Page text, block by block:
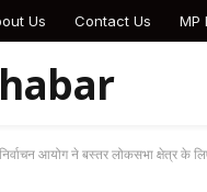
Us Contact Us MP
आयोग ने बस्तर लोकसभा क्षेत्र के